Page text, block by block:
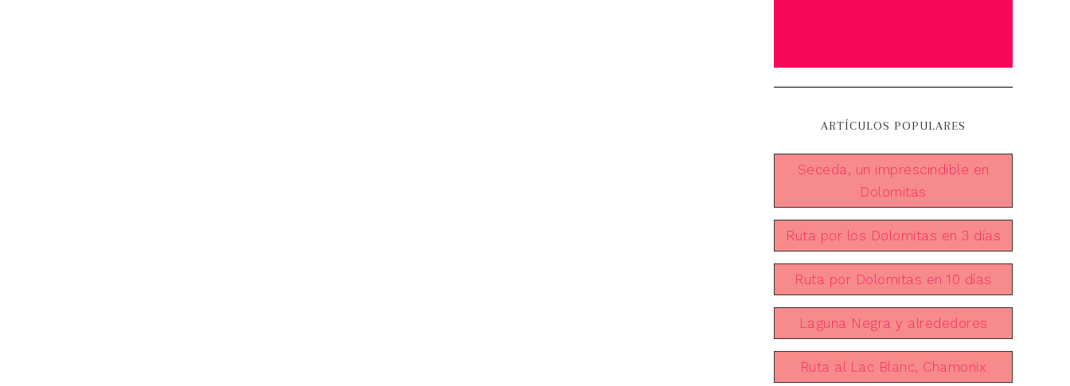
ARTÍCULOS POPULARES
Seceda, un imprescindible en
Dolomitas
Ruta por los Dolomitas en 3 días
Ruta por Dolomitas en 10 días
Laguna Negra y alrededores
Ruta al Lac Blanc, Chamonix